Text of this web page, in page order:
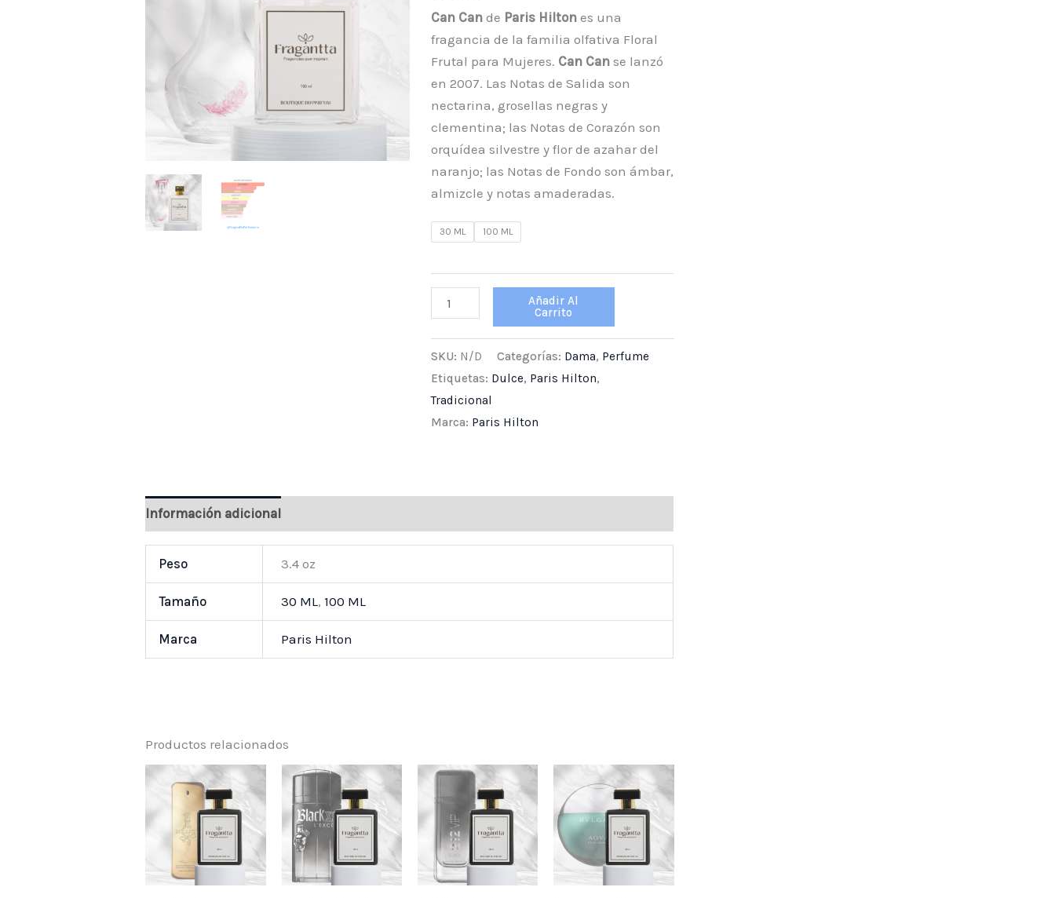
Can Cande Paris Hiltones una
fragancia de la familia olfativa Floral
Frutal para Mujeres. Can Canse lanzó
en 2007. Las Notas de Salida son
nectarina, grosellas negras y
clementina; las Notas de Corazón son
orquídea silvestre y flor de azahar del
naranjo; las Notas de Fondo son ámbar,
almizcle y notas amaderadas.
30 ML 100 ML
Añadir Al
Carrito
SKU: N/D Categorías: Dama, Perfume
Etiquetas: Dulce, Paris Hilton,
Tradicional
Marca: Paris Hilton
Información adicional
Peso 3.4 oz
Tamaño 30 ML, 100 ML
Marca Paris Hilton
Productos relacionados
Price
$ 25,000
through
$ 55,000
Price
$ 25,000
$ 55,000
Price
$ 25,000
through
$ 55,000
Price
$ 25,000
$ 55,000